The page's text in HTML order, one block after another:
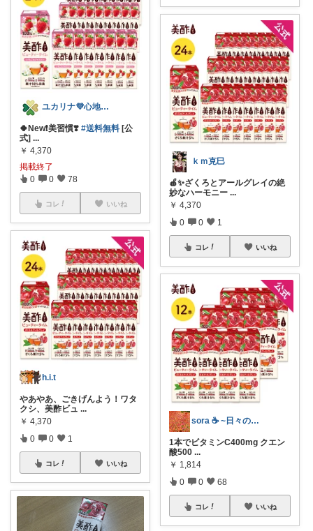
ユカリナ💜心地よい暮らしナチュラル🌿
🍀New❗美習慣❣️ #送料無料 [公
式] ...
￥ 4,370
掲載終了
0 0 78
コレ いいね
h.i.t
やあやあ、ごきげんよう！ワタ
クシ、美酢ビュ ...
￥ 4,370
0 0 1
コレ いいね
ｋｍ克巳
🍎✨ざくろとアールグレイの絶
妙なハーモニー ...
￥ 4,370
0 0 1
コレ いいね
sora ☕ ~日々の暮らしを快適に~
1本でビタミンC400mg クエン
酸500 ...
￥ 1,814
0 0 68
コレ いいね